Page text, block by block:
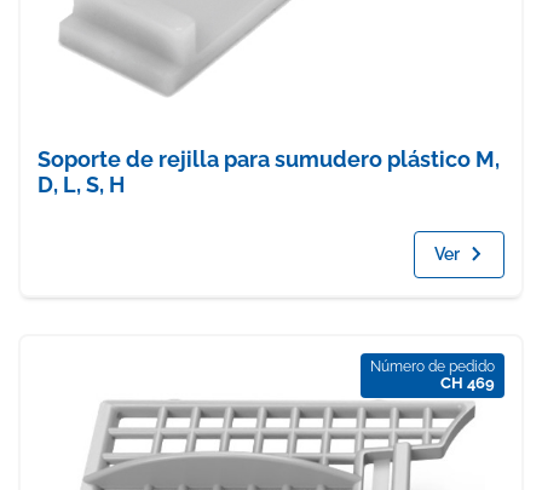
Soporte de rejilla para sumudero plástico M,
D, L, S, H
Ver
Número de pedido
CH 469